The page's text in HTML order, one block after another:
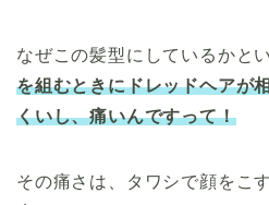
なぜこの髪型にしているかと
を組むときにドレッドヘアが
くいし、痛いんですって！
その痛さは、タワシで顔をこ